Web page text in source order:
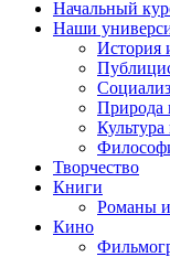
Начальный
Наши
История
Природа
Творчество
Книги
Романы и
Кино